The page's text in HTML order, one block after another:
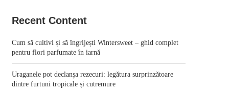
Recent Content
Cum să cultivi și să îngrijești Wintersweet – ghid complet
pentru flori parfumate în iarnă
Uraganele pot declanșa rezecuri: legătura surprinzătoare
dintre furtuni tropicale și cutremure